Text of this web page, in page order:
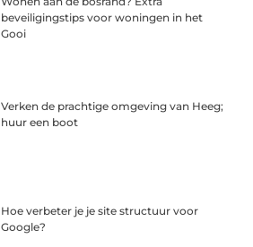
beveiligingstips voor woningen in het
Gooi
Verken de prachtige omgeving van Heeg;
huur een boot
Hoe verbeter je je site structuur voor
Google?